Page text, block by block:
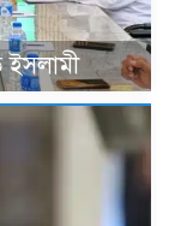
ইসলামী